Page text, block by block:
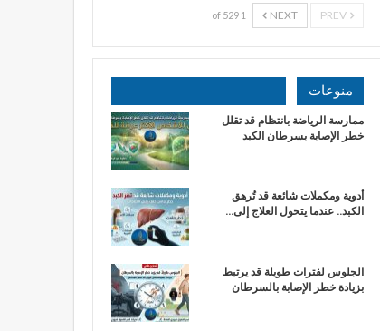
NEXT
1 of 529
منوعات
ممارسة الرياضة بانتظام قد تقلل
خطر الإصابة بسرطان الكبد
أدوية ومكملات شائعة قد تُرهق
الكبد.. عندما يتحول العلاج إلى…
الجلوس لفترات طويلة قد يرتبط
بزيادة خطر الإصابة بالسرطان